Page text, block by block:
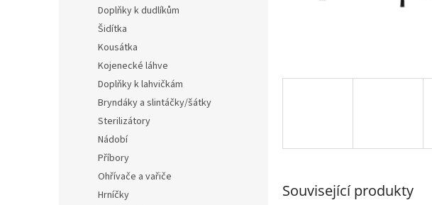
Doplňky k dudlíkům
Šidítka
Kousátka
Kojenecké láhve
Doplňky k lahvičkám
Bryndáky a slintáčky/šátky
Sterilizátory
Nádobí
Příbory
Ohřívače a vařiče
Hrníčky
Související produkty